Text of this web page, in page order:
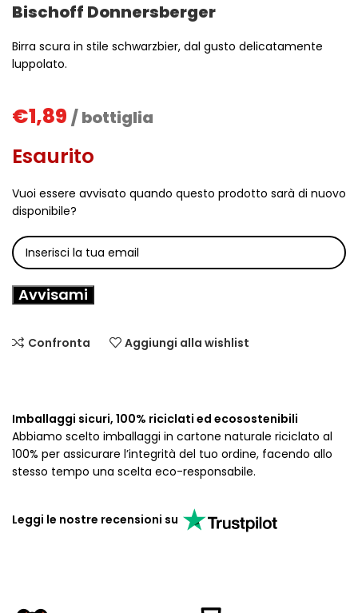
Bischoff Donnersberger
Birra scura in stile schwarzbier, dal gusto delicatamente
luppolato.
€1,89 / bottiglia
Esaurito
Vuoi essere avvisato quando questo prodotto sarà di nuovo
disponibile?
Avvisami
Confronta Aggiungi alla wishlist
Imballaggi sicuri, 100% riciclati ed ecosostenibili
Abbiamo scelto imballaggi in cartone naturale riciclato al
100% per assicurare l’integrità del tuo ordine, facendo allo
stesso tempo una scelta eco-responsabile.
Leggi le nostre recensioni su